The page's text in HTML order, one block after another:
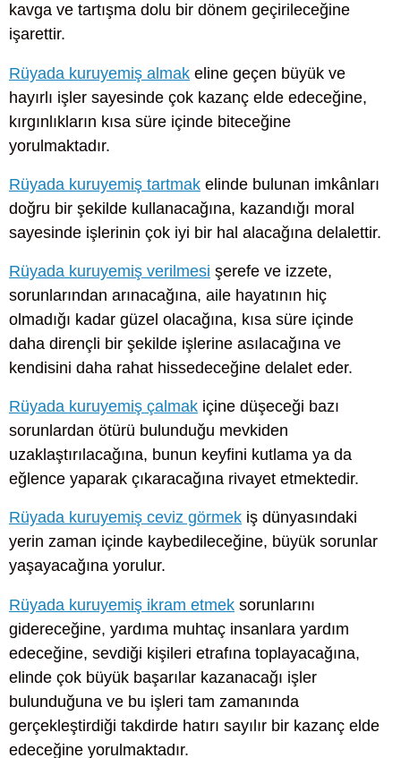
kavga ve tartışma dolu bir dönem geçirileceğine
işarettir.
Rüyada kuruyemiş almak eline geçen büyük ve
hayırlı işler sayesinde çok kazanç elde edeceğine,
kırgınlıkların kısa süre içinde biteceğine
yorulmaktadır.
Rüyada kuruyemiş tartmak elinde bulunan imkânları
doğru bir şekilde kullanacağına, kazandığı moral
sayesinde işlerinin çok iyi bir hal alacağına delalettir.
Rüyada kuruyemiş verilmesi şerefe ve izzete,
sorunlarından arınacağına, aile hayatının hiç
olmadığı kadar güzel olacağına, kısa süre içinde
daha dirençli bir şekilde işlerine asılacağına ve
kendisini daha rahat hissedeceğine delalet eder.
Rüyada kuruyemiş çalmak içine düşeceği bazı
sorunlardan ötürü bulunduğu mevkiden
uzaklaştırılacağına, bunun keyfini kutlama ya da
eğlence yaparak çıkaracağına rivayet etmektedir.
Rüyada kuruyemiş ceviz görmek iş dünyasındaki
yerin zaman içinde kaybedileceğine, büyük sorunlar
yaşayacağına yorulur.
Rüyada kuruyemiş ikram etmek sorunlarını
gidereceğine, yardıma muhtaç insanlara yardım
edeceğine, sevdiği kişileri etrafına toplayacağına,
elinde çok büyük başarılar kazanacağı işler
bulunduğuna ve bu işleri tam zamanında
gerçekleştirdiği takdirde hatırı sayılır bir kazanç elde
edeceğine yorulmaktadır.